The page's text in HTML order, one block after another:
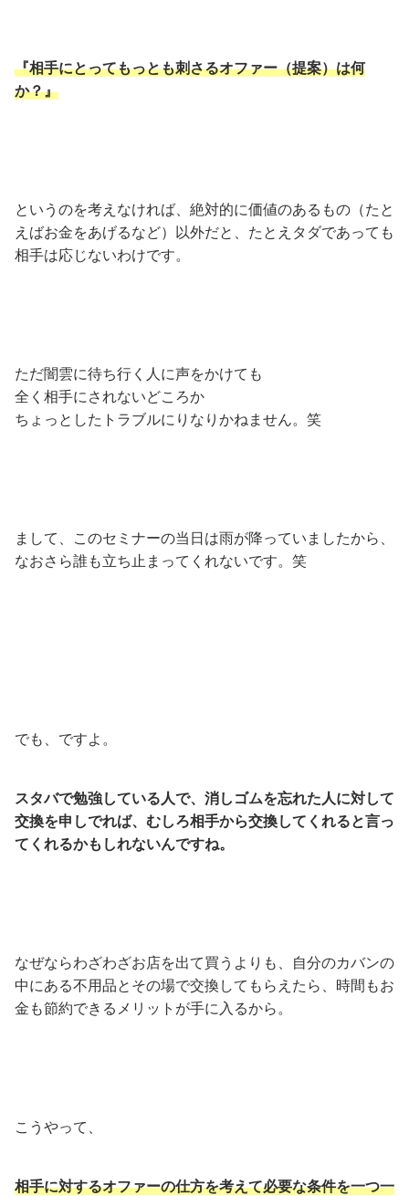
『相手にとってもっとも刺さるオファー（提案）は何
か？』
というのを考えなければ、絶対的に価値のあるもの（たと
えばお金をあげるなど）以外だと、たとえタダであっても
相手は応じないわけです。
ただ闇雲に待ち行く人に声をかけても
全く相手にされないどころか
ちょっとしたトラブルにりなりかねません。笑
まして、このセミナーの当日は雨が降っていましたから、
なおさら誰も立ち止まってくれないです。笑
でも、ですよ。
スタバで勉強している人で、消しゴムを忘れた人に対して
交換を申しでれば、むしろ相手から交換してくれると言っ
てくれるかもしれないんですね。
なぜならわざわざお店を出て買うよりも、自分のカバンの
中にある不用品とその場で交換してもらえたら、時間もお
金も節約できるメリットが手に入るから。
こうやって、
相手に対するオファーの仕方を考えて必要な条件を一つ一